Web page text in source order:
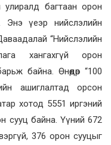
багтаан орон
Энэ үеэр нийслэлийн
“Нийслэлийн
хангахгүй орон
байна. Өнөөдөр “100
ашиглалтад орсон
хотод 5551 иргэний
сууц байна. Үүний 672
376 орон сууцыг